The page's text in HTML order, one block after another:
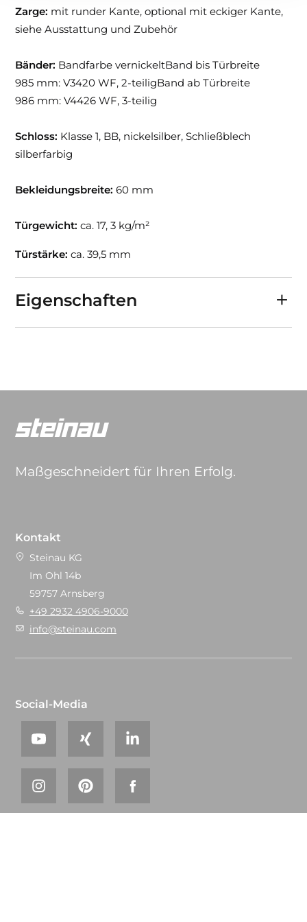
Zarge: mit runder Kante, optional mit eckiger Kante,
siehe Ausstattung und Zubehör
Bänder: Bandfarbe vernickeltBand bis Türbreite
985 mm: V3420 WF, 2-teiligBand ab Türbreite
986 mm: V4426 WF, 3-teilig
Schloss: Klasse 1, BB, nickelsilber, Schließblech
silberfarbig
Bekleidungsbreite: 60 mm
Türgewicht: ca. 17, 3 kg/m²
Türstärke: ca. 39,5 mm
Eigenschaften
Maßgeschneidert für Ihren Erfolg.
Kontakt
Steinau KG
Im Ohl 14b
59757 Arnsberg
+49 2932 4906-9000
info@steinau.com
Social-Media